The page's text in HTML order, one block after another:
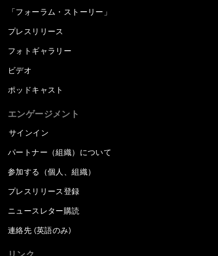
「フォーラム・ストーリー」
プレスリリース
フォトギャラリー
ビデオ
ポッドキャスト
エンゲージメント
サインイン
パートナー（組織）について
参加する（個人、組織）
プレスリリース登録
ニュースレター購読
連絡先 (英語のみ)